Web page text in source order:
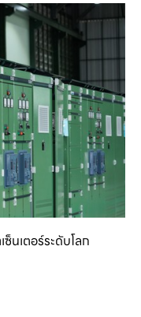
นเตอร์ระดับโลก